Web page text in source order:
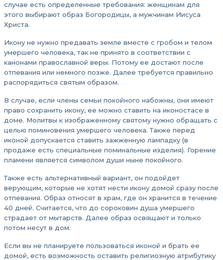
случае есть определенные требования: женщинам для
этого выбирают образ Богородицы, а мужчинам Иисуса
Христа.
Икону не нужно предавать земле вместе с гробом и телом
умершего человека, так не принято в соответствии с
канонами православной веры. Потому ее достают после
отпевания или немного позже. Далее требуется правильно
распорядиться святым образом.
В случае, если члены семьи покойного набожны, они имеют
право сохранить икону, ее можно ставить на иконостасе в
доме. Молитвы к изображенному святому нужно обращать с
целью поминовения умершего человека. Также перед
иконой допускается ставить зажженную лампадку (в
продаже есть специальные поминальные изделия). Горение
пламени является символом души ныне покойного.
Также есть альтернативный вариант, он подойдет
верующим, которые не хотят нести икону домой сразу после
отпевания. Образ относят в храм, где он хранится в течение
40 дней. Считается, что до сороковин душа умершего
страдает от мытарств. Далее образ освящают и только
потом несут в дом.
Если вы не планируете пользоваться иконой и брать ее
домой, есть возможность оставить религиозную атрибутику